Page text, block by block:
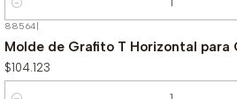
Cantidad
88564|
Molde de Grafito T Horizontal para
$104.123